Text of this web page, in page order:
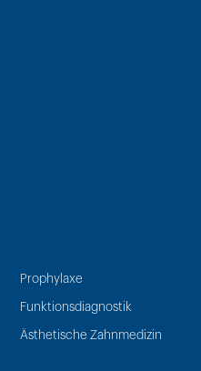
Prophylaxe
Funktionsdiagnostik
Ästhetische Zahnmedizin